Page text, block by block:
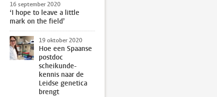
16 september 2020
‘I hope to leave a little
mark on the field’
19 oktober 2020
Hoe een Spaanse
postdoc
scheikunde-
kennis naar de
Leidse genetica
brengt